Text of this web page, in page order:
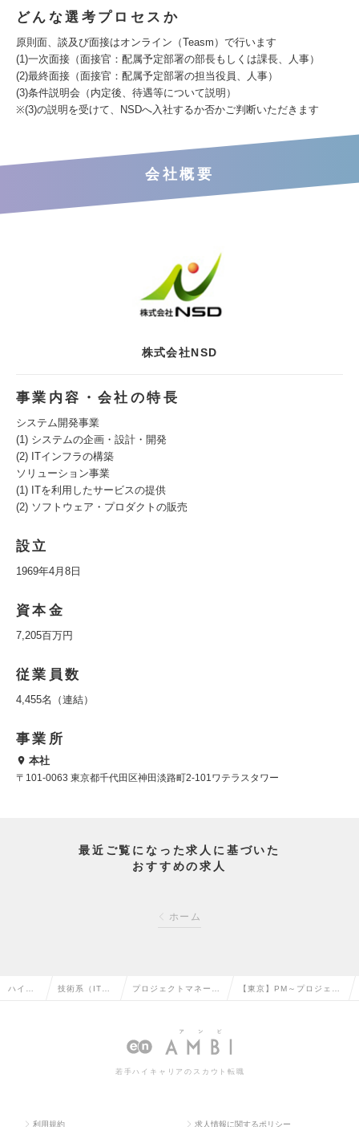
どんな選考プロセスか
原則面、談及び面接はオンライン（Teasm）で行います
(1)一次面接（面接官：配属予定部署の部長もしくは課長、人事）
(2)最終面接（面接官：配属予定部署の担当役員、人事）
(3)条件説明会（内定後、待遇等について説明）
※(3)の説明を受けて、NSDへ入社するか否かご判断いただきます
会社概要
株式会社NSD
事業内容・会社の特長
システム開発事業
(1) システムの企画・設計・開発
(2) ITインフラの構築
ソリューション事業
(1) ITを利用したサービスの提供
(2) ソフトウェア・プロダクトの販売
設立
1969年4月8日
資本金
7,205百万円
従業員数
4,455名（連結）
事業所
本社
〒101-0063 東京都千代田区神田淡路町2-101ワテラスタワー
最近ご覧になった求人に基づいた
おすすめの求人
ホーム
ハイク 技術系（IT・ プロジェクトマネージ
ン系）の転職
【東京】PM～プロジェク
若手ハイキャリアのスカウト転職
利用規約 求人情報に関するポリシー